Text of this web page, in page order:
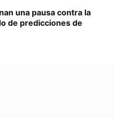
una pausa contra la
de predicciones de